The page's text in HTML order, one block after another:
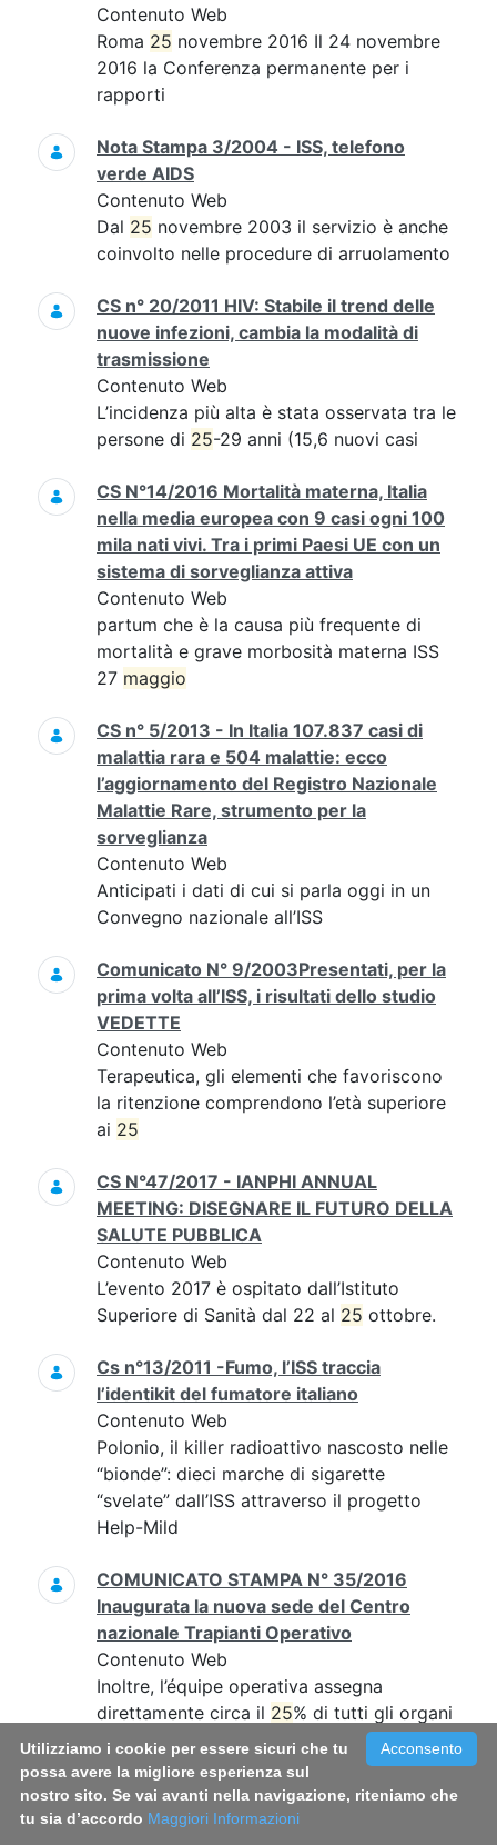
Contenuto Web
Roma 25 novembre 2016 Il 24 novembre
2016 la Conferenza permanente per i
rapporti
Nota Stampa 3/2004 - ISS, telefono
verde AIDS
Contenuto Web
Dal 25 novembre 2003 il servizio è anche
coinvolto nelle procedure di arruolamento
CS n° 20/2011 HIV: Stabile il trend delle
nuove infezioni, cambia la modalità di
trasmissione
Contenuto Web
L’incidenza più alta è stata osservata tra le
persone di 25-29 anni (15,6 nuovi casi
CS N°14/2016 Mortalità materna, Italia
nella media europea con 9 casi ogni 100
mila nati vivi. Tra i primi Paesi UE con un
sistema di sorveglianza attiva
Contenuto Web
partum che è la causa più frequente di
mortalità e grave morbosità materna ISS
27 maggio
CS n° 5/2013 - In Italia 107.837 casi di
malattia rara e 504 malattie: ecco
l’aggiornamento del Registro Nazionale
Malattie Rare, strumento per la
sorveglianza
Contenuto Web
Anticipati i dati di cui si parla oggi in un
Convegno nazionale all’ISS
Comunicato N° 9/2003Presentati, per la
prima volta all’ISS, i risultati dello studio
VEDETTE
Contenuto Web
Terapeutica, gli elementi che favoriscono
la ritenzione comprendono l’età superiore
ai 25
CS N°47/2017 - IANPHI ANNUAL
MEETING: DISEGNARE IL FUTURO DELLA
SALUTE PUBBLICA
Contenuto Web
L’evento 2017 è ospitato dall’Istituto
Superiore di Sanità dal 22 al 25 ottobre.
Cs n°13/2011 -Fumo, l’ISS traccia
l’identikit del fumatore italiano
Contenuto Web
Polonio, il killer radioattivo nascosto nelle
“bionde”: dieci marche di sigarette
“svelate” dall’ISS attraverso il progetto
Help-Mild
COMUNICATO STAMPA N° 35/2016
Inaugurata la nuova sede del Centro
nazionale Trapianti Operativo
Contenuto Web
Inoltre, l’équipe operativa assegna
direttamente circa il 25% di tutti gli organi
Comunicato n° 2/2004 - Sport e doping
Contenuto Web
positivo (2 casi su 4), la Federazione
Acconsento
Utilizziamo i cookie per essere sicuri che tu
possa avere la migliore esperienza sul
nostro sito. Se vai avanti nella navigazione, riteniamo che
tu sia d’accordo Maggiori Informazioni